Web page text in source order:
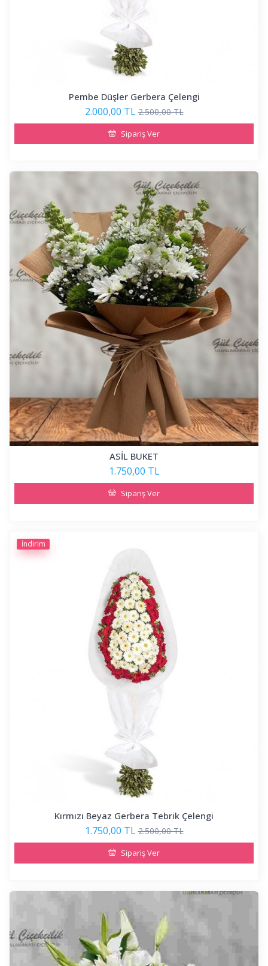
Pembe Düşler Gerbera Çelengi
2.000,00 TL 2.500,00 TL
Sipariş Ver
ASİL BUKET
1.750,00 TL
Sipariş Ver
İndirim
Kırmızı Beyaz Gerbera Tebrik Çelengi
1.750,00 TL 2.500,00 TL
Sipariş Ver